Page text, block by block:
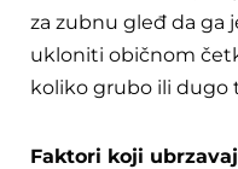
za zubnu gleđ da ga
ukloniti običnom
koliko grubo ili dugo
Faktori koji